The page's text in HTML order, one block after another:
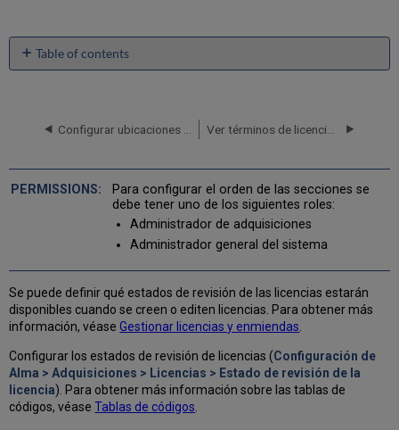
Table of contents
No
Para configurar el orden de las secciones se
debe tener uno de los siguientes roles:
Administrador de adquisiciones
Administrador general del sistema
Se puede definir qué estados de revisión de las licencias estarán
disponibles cuando se creen o editen licencias. Para obtener más
información, véaseGestionar licencias y enmiendas
Configurar los estados de revisión de licencias (Configuración de
Alma > Adquisiciones > Licencias > Estado de revisión de la
licencia). Para obtener más información sobre las tablas de
códigos, véaseTablas de códigos